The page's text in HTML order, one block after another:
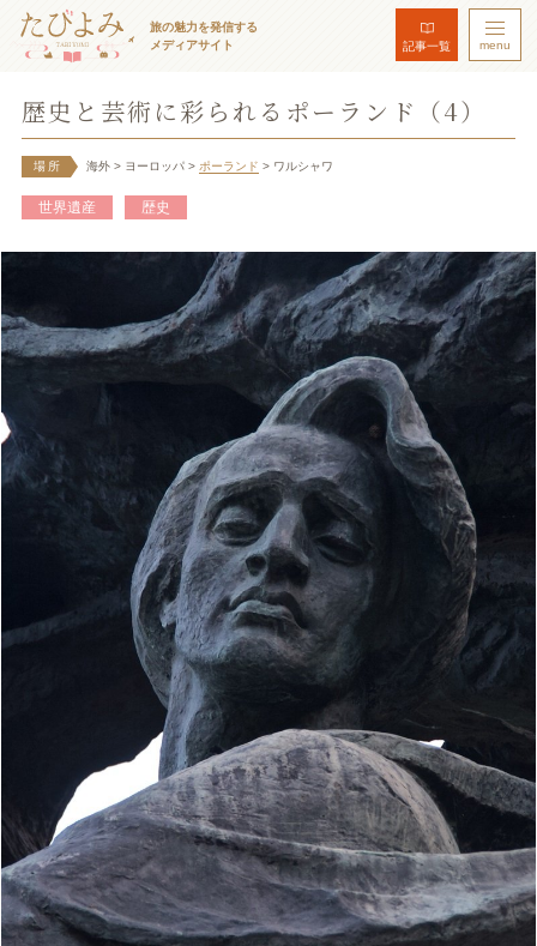
旅の魅力を発信する
メディアサイト
記事一覧 menu
歴史と芸術に彩られるポーランド（4）
場所 海外 > ヨーロッパ > ポーランド > ワルシャワ
世界遺産 歴史